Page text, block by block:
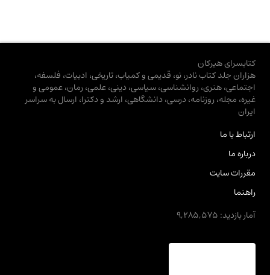
کتابسرای هیرکان
هزاران جلد کتاب نادر، نو، قدیمی و کمیاب، تاریخی، ادبیات، فلسفه،
اجتماعی، هنری، روانشناسی، سیاسی، دینی، علمی، رمان، عمومی و
غیره، مجله، روزنامه، درسی، دانشگاهی، ارشد و دکترا، ارسال به سراسر
ایران
ارتباط با ما
درباره ما
مقررات سایت
راهنما
آمار بازدید: 9,285,575